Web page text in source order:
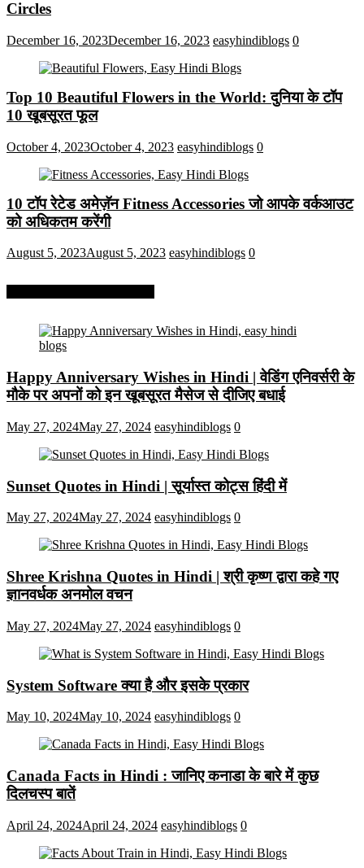
Circles
December 16, 2023December 16, 2023 easyhindiblogs 0
Top 10 Beautiful Flowers in the World: दुनिया के टॉप
10 खूबसूरत फूल
October 4, 2023October 4, 2023 easyhindiblogs 0
10 टॉप रेटेड अमेज़ॅन Fitness Accessories जो आपके वर्कआउट
को अधिकतम करेंगी
August 5, 2023August 5, 2023 easyhindiblogs 0
Happy Anniversary Wishes in Hindi | वेडिंग एनिवर्सरी के
मौके पर अपनों को इन खूबसूरत मैसेज से दीजिए बधाई
May 27, 2024May 27, 2024 easyhindiblogs 0
Sunset Quotes in Hindi | सूर्यास्त कोट्स हिंदी में
May 27, 2024May 27, 2024 easyhindiblogs 0
Shree Krishna Quotes in Hindi | श्री कृष्ण द्वारा कहे गए
ज्ञानवर्धक अनमोल वचन
May 27, 2024May 27, 2024 easyhindiblogs 0
System Software क्या है और इसके प्रकार
May 10, 2024May 10, 2024 easyhindiblogs 0
Canada Facts in Hindi : जानिए कनाडा के बारे में कुछ
दिलचस्प बातें
April 24, 2024April 24, 2024 easyhindiblogs 0